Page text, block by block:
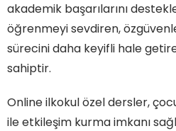
akademik başarılarını
öğrenmeyi sevdiren,
sürecini daha keyifli hale
sahiptir.
Online ilkokul özel dersler,
ile etkileşim kurma imkanı